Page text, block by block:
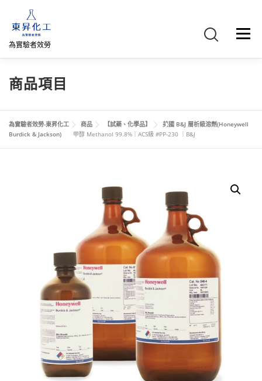
為實驗者效勞
選單
首頁 關於我們
網路商店 直購專區 詢價車、購物車/會員
商品項目
為實驗者效勞-東昇化工 商品 【試藥、化學品】
美國 B&J 層析級溶劑(Honeywell
Burdick & Jackson)
甲醇 Methanol 99.8%｜ACS級 #PP-230 ｜B&J